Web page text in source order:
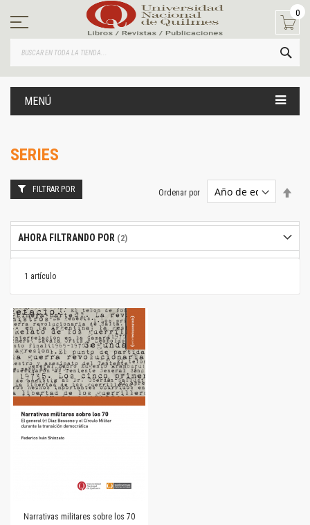
contenido
0
MENÚ
SERIES
1 artículo
Ordenar por
Narrativas militares sobre los 70
FILTRAR POR
AHORA FILTRANDO POR